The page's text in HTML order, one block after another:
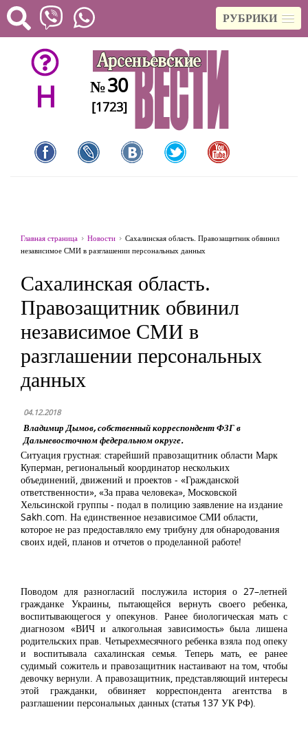
РУБРИКИ
H №30
[1723]
Главная страница Новости
Сахалинская область. Правозащитник обвинил
независимое СМИ в разглашении персональных данных
Сахалинская область.
Правозащитник обвинил
независимое СМИ в
разглашении персональных
данных
04.12.2018
Владимир Дымов, собственный корреспондент ФЗГ в
Дальневосточном федеральном округе.
Ситуация грустная: старейший правозащитник области Марк
Куперман, региональный координатор нескольких
объединений, движений и проектов - «Гражданской
ответственности», «За права человека», Московской
Хельсинской группы - подал в полицию заявление на издание
Sakh.com. На единственное независимое СМИ области,
которое не раз предоставляло ему трибуну для обнародования
своих идей, планов и отчетов о проделанной работе!
Поводом для разногласий послужила история о 27–летней
гражданке Украины, пытающейся вернуть своего ребенка,
воспитывающегося у опекунов. Ранее биологическая мать с
диагнозом «ВИЧ и алкогольная зависимость» была лишена
родительских прав. Четырехмесячного ребенка взяла под опеку
и воспитывала сахалинская семья. Теперь мать, ее ранее
судимый сожитель и правозащитник настаивают на том, чтобы
девочку вернули. А правозащитник, представляющий интересы
этой гражданки, обвиняет корреспондента агентства в
разглашении персональных данных (статья 137 УК РФ).